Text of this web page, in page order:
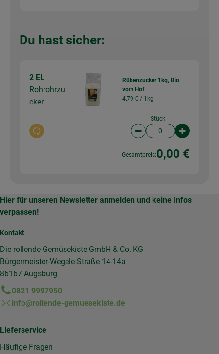
Du hast sicher:
2 EL
Rohrohrzu
cker
Auswahl ändern
Rübenzucker 1kg, Bio
vom Hof
4,79 € / 1kg
Stück
Artikelanzahl
Gesamtpreis:0,00 €
Hier für unseren Newsletter anmelden und keine Infos
verpassen!
Kontakt
Die rollende Gemüsekiste GmbH & Co. KG
Bürgermeister-Wegele-Straße 14-14a
86167 Augsburg
0821 9997950
info@rollende-gemuesekiste.de
Lieferservice
Häufige Fragen